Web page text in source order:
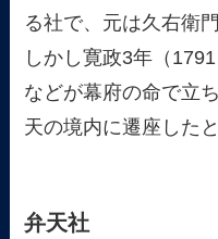
る社で、元は久右衛
しかし寛政3年（
などが幕府の命で立
天の境内に遷座したと
弁天社